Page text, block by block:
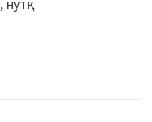
, нутқ